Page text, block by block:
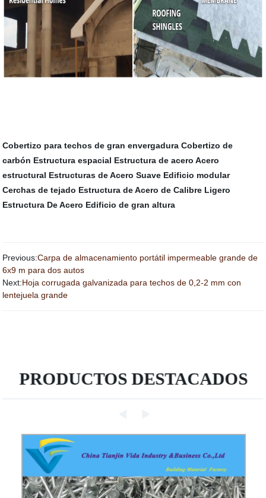
Cobertizo para techos de gran envergadura Cobertizo de
carbón Estructura espacial Estructura de acero Acero
estructural Estructuras de Acero Suave Edificio modular
Cerchas de tejado Estructura de Acero de Calibre Ligero
Estructura De Acero Edificio de gran altura
Previous:Carpa de almacenamiento portátil impermeable grande de
6x9 m para dos autos
Next:Hoja corrugada galvanizada para techos de 0,2-2 mm con
lentejuela grande
PRODUCTOS DESTACADOS